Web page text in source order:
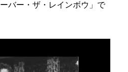
バー・ザ・レインボウ」で